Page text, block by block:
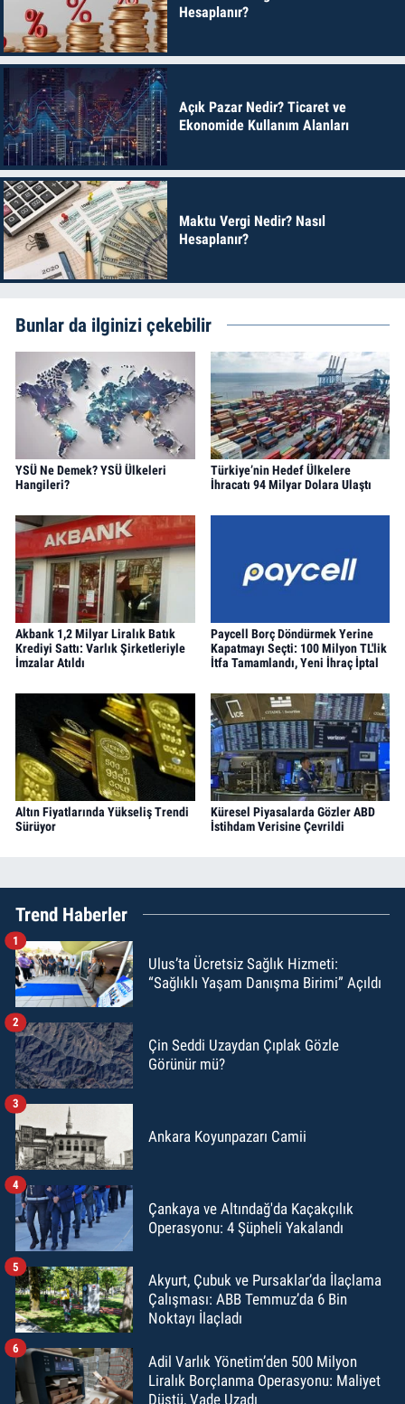
Hesaplanır?
Açık Pazar Nedir? Ticaret ve
Ekonomide Kullanım Alanları
Maktu Vergi Nedir? Nasıl
Hesaplanır?
Bunlar da ilginizi çekebilir
YSÜ Ne Demek? YSÜ Ülkeleri
Hangileri?
Türkiye’nin Hedef Ülkelere
İhracatı 94 Milyar Dolara Ulaştı
Akbank 1,2 Milyar Liralık Batık
Krediyi Sattı: Varlık Şirketleriyle
İmzalar Atıldı
Paycell Borç Döndürmek Yerine
Kapatmayı Seçti: 100 Milyon TL'lik
İtfa Tamamlandı, Yeni İhraç İptal
Altın Fiyatlarında Yükseliş Trendi
Sürüyor
Küresel Piyasalarda Gözler ABD
İstihdam Verisine Çevrildi
Trend Haberler
Ulus’ta Ücretsiz Sağlık Hizmeti:
“Sağlıklı Yaşam Danışma Birimi” Açıldı
1
Çin Seddi Uzaydan Çıplak Gözle
Görünür mü?
2
Ankara Koyunpazarı Camii
3
Çankaya ve Altındağ'da Kaçakçılık
Operasyonu: 4 Şüpheli Yakalandı
4
Akyurt, Çubuk ve Pursaklar’da İlaçlama
Çalışması: ABB Temmuz’da 6 Bin
Noktayı İlaçladı
5
Adil Varlık Yönetim’den 500 Milyon
Liralık Borçlanma Operasyonu: Maliyet
Düştü, Vade Uzadı
6